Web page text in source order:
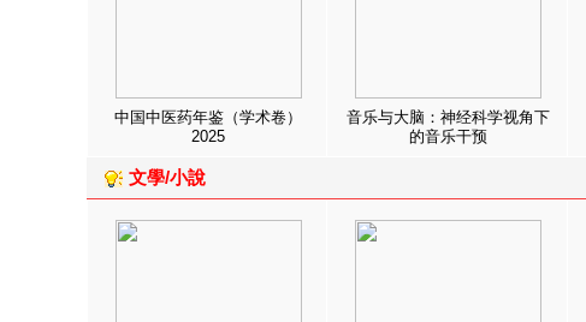
中国中医药年鉴（学术卷）
2025
音乐与大脑：神经科学视角下
的音乐干预
文學/小說